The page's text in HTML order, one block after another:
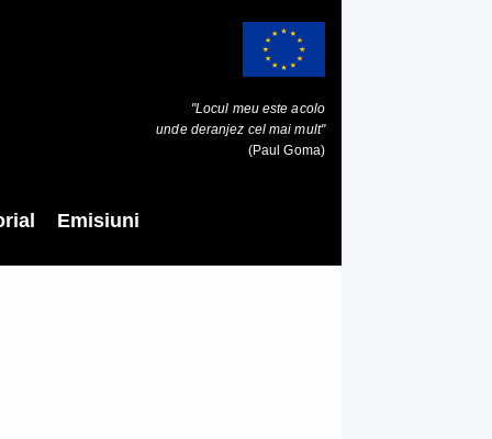
"Locul meu este acolo
unde deranjez cel mai mult"
(Paul Goma)
Emisiuni